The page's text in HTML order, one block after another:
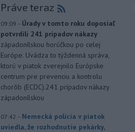
Práve teraz
09:09 - Úrady v tomto roku doposiaľ
potvrdili 241 prípadov nákazy
západonílskou horúčkou po celej
Európe. Uvádza to týždenná správa,
ktorú v piatok zverejnilo Európske
centrum pre prevenciu a kontrolu
chorôb (ECDC).241 prípadov nákazy
západonílskou
07:42 - Nemecká polícia v piatok
uviedla, že rozhodnutie pekárky,